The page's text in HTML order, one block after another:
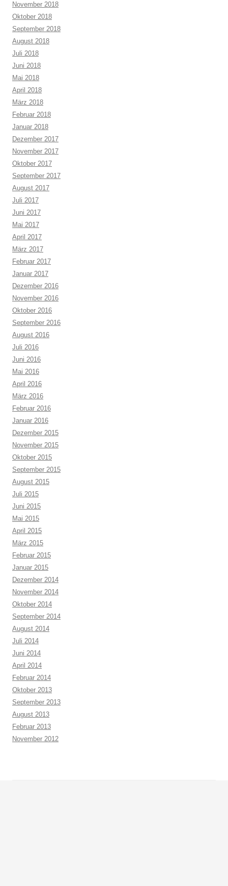
November 2018
Oktober 2018
September 2018
August 2018
Juli 2018
Juni 2018
Mai 2018
April 2018
März 2018
Februar 2018
Januar 2018
Dezember 2017
November 2017
Oktober 2017
September 2017
August 2017
Juli 2017
Juni 2017
Mai 2017
April 2017
März 2017
Februar 2017
Januar 2017
Dezember 2016
November 2016
Oktober 2016
September 2016
August 2016
Juli 2016
Juni 2016
Mai 2016
April 2016
März 2016
Februar 2016
Januar 2016
Dezember 2015
November 2015
Oktober 2015
September 2015
August 2015
Juli 2015
Juni 2015
Mai 2015
April 2015
März 2015
Februar 2015
Januar 2015
Dezember 2014
November 2014
Oktober 2014
September 2014
August 2014
Juli 2014
Juni 2014
April 2014
Februar 2014
Oktober 2013
September 2013
August 2013
Februar 2013
November 2012